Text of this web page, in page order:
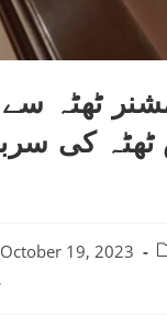
ٹھٹہ
کی
October 19, 2023